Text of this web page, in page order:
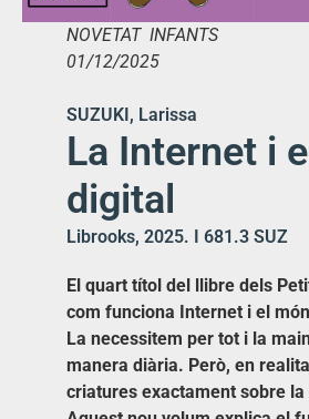
NOVETAT INFANTS
01/12/2025
SUZUKI, Larissa
La Internet i
digital
Librooks, 2025. I 681.3 SUZ
El quart títol del llibre dels
com funciona Internet i el
La necessitem per tot i la
manera diària. Però, en
criatures exactament sobre la